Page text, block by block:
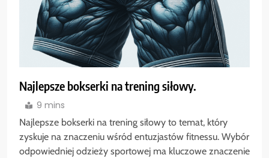
Najlepsze bokserki na trening siłowy.
9 mins
Najlepsze bokserki na trening siłowy to temat, który
zyskuje na znaczeniu wśród entuzjastów fitnessu. Wybór
odpowiedniej odzieży sportowej ma kluczowe znaczenie